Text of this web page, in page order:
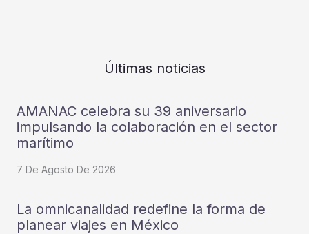
Últimas noticias
AMANAC celebra su 39 aniversario
impulsando la colaboración en el sector
marítimo
7 De Agosto De 2026
La omnicanalidad redefine la forma de
planear viajes en México